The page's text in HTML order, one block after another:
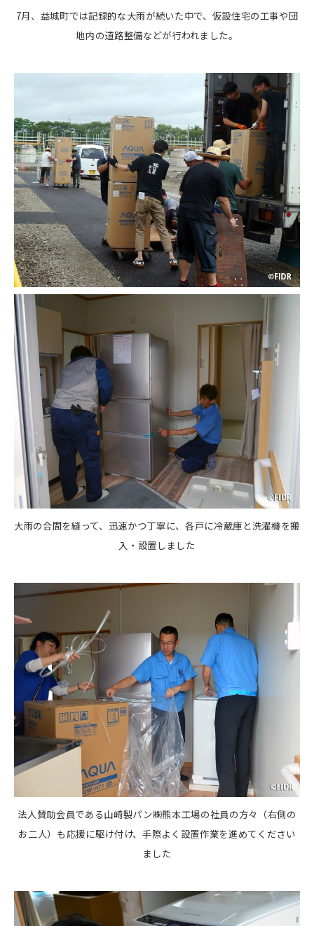
7月、益城町では記録的な大雨が続いた中で、仮設住宅の工事や団
地内の道路整備などが行われました。
大雨の合間を縫って、迅速かつ丁寧に、各戸に冷蔵庫と洗濯機を搬
入・設置しました
法人賛助会員である山崎製パン㈱熊本工場の社員の方々（右側の
お二人）も応援に駆け付け、手際よく設置作業を進めてください
ました